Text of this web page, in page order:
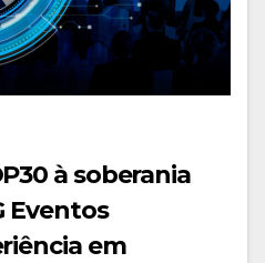
à soberania
Eventos
em